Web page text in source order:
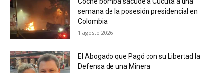
semana de la posesión presidencial en
Colombia
1 agosto 2026
El Abogado que Pagó con su Libertad la
Defensa de una Minera